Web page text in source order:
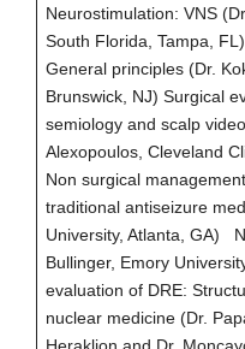
Neurostimulation: VNS
South Florida, Tampa,
General principles (Dr.
Brunswick, NJ) Surgical
semiology and scalp
Alexopoulos, Cleveland
Non surgical
traditional antiseizure
University, Atlanta, GA)
Bullinger, Emory
evaluation of DRE:
nuclear medicine (Dr.